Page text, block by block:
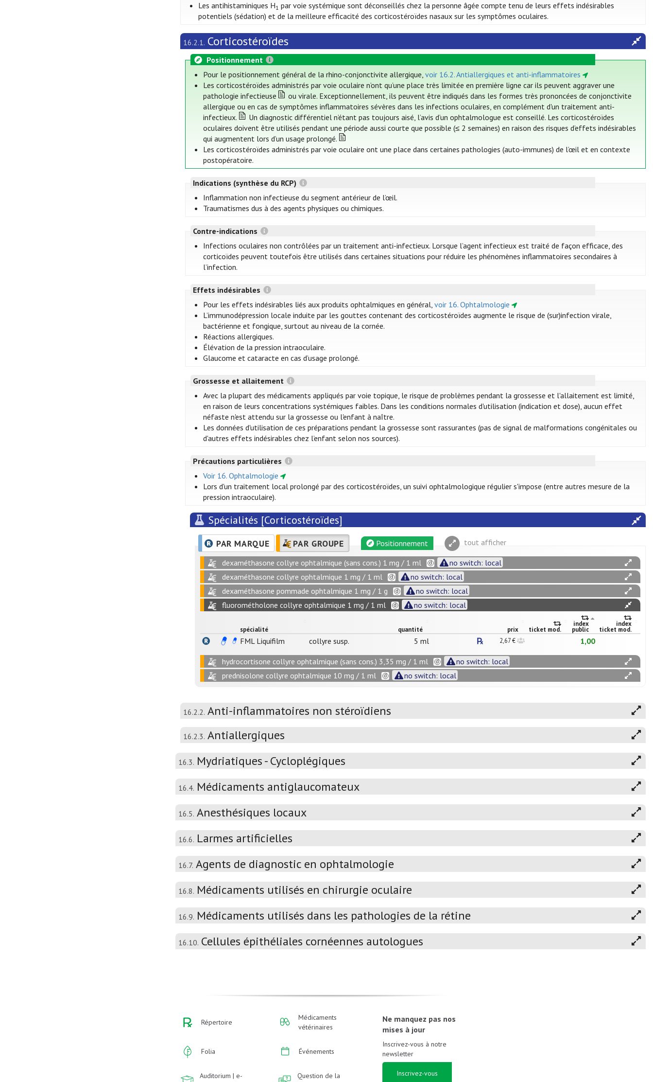
Les antihistaminiques H1 par voie systémique sont déconseillés chez la personne âgée compte tenu de leurs effets indésirables
potentiels (sédation) et de la meilleure efficacité des corticostéroïdes nasaux sur les symptômes oculaires.
16.2.1. Corticostéroïdes
Positionnement
Pour le positionnement général de la rhino-conjonctivite allergique,voir 16.2. Antiallergiques et anti-inflammatoires
Les corticostéroïdes administrés par voie oculaire n’ont qu’une place très limitée en première ligne car ils peuvent aggraver une
pathologie infectieuse
ou virale. Exceptionnellement, ils peuvent être indiqués dans les formes très prononcées de conjonctivite
allergique ou en cas de symptômes inflammatoires sévères dans les infections oculaires, en complément d'un traitement anti-
infectieux.
Un diagnostic différentiel n’étant pas toujours aisé, l’avis d’un ophtalmologue est conseillé. Les corticostéroïdes
oculaires doivent être utilisés pendant une période aussi courte que possible (≤ 2 semaines) en raison des risques d’effets indésirables
qui augmentent lors d’un usage prolongé.
Les corticostéroïdes administrés par voie oculaire ont une place dans certaines pathologies (auto-immunes) de l’œil et en contexte
postopératoire.
Indications (synthèse du RCP)
Inflammation non infectieuse du segment antérieur de l’œil.
Traumatismes dus à des agents physiques ou chimiques.
Contre-indications
Infections oculaires non contrôlées par un traitement anti-infectieux. Lorsque l’agent infectieux est traité de façon efficace, des
corticoïdes peuvent toutefois être utilisés dans certaines situations pour réduire les phénomènes inflammatoires secondaires à
l’infection.
Effets indésirables
Pour les effets indésirables liés aux produits ophtalmiques en général,voir 16. Ophtalmologie
L’immunodépression locale induite par les gouttes contenant des corticostéroïdes augmente le risque de (sur)infection virale,
bactérienne et fongique, surtout au niveau de la cornée.
Réactions allergiques.
Élévation de la pression intraoculaire.
Glaucome et cataracte en cas d’usage prolongé.
Grossesse et allaitement
Avec la plupart des médicaments appliqués par voie topique, le risque de problèmes pendant la grossesse et l'allaitement est limité,
en raison de leurs concentrations systémiques faibles. Dans les conditions normales d'utilisation (indication et dose), aucun effet
néfaste n'est attendu sur la grossesse ou l'enfant à naître.
Les données d'utilisation de ces préparations pendant la grossesse sont rassurantes (pas de signal de malformations congénitales ou
d'autres effets indésirables chez l’enfant selon nos sources).
Précautions particulières
Voir 16. Ophtalmologie
Lors d'un traitement local prolongé par des corticostéroïdes, un suivi ophtalmologique régulier s'impose (entre autres mesure de la
pression intraoculaire).
Spécialités [Corticostéroïdes]
PAR MARQUE PAR GROUPE Positionnement tout afficher
dexaméthasone collyre ophtalmique (sans cons.) 1 mg / 1 ml
no switch: local
dexaméthasone collyre ophtalmique 1 mg / 1 ml
no switch: local
dexaméthasone pommade ophtalmique 1 mg / 1 g
no switch: local
fluorométholone collyre ophtalmique 1 mg / 1 ml
no switch: local
spécialité quantité prix ticket mod.
index
public
index
ticket mod.
FML Liquifilm collyre susp. 5 ml 2,67 € 1,00
hydrocortisone collyre ophtalmique (sans cons.) 3,35 mg / 1 ml
no switch: local
prednisolone collyre ophtalmique 10 mg / 1 ml
no switch: local
16.2.2. Anti-inflammatoires non stéroïdiens
16.2.3. Antiallergiques
16.3. Mydriatiques - Cycloplégiques
16.4. Médicaments antiglaucomateux
16.5. Anesthésiques locaux
16.6. Larmes artificielles
16.7. Agents de diagnostic en ophtalmologie
16.8. Médicaments utilisés en chirurgie oculaire
16.9. Médicaments utilisés dans les pathologies de la rétine
16.10. Cellules épithéliales cornéennes autologues
Répertoire
Folia
Auditorium | e-
Médicaments
vétérinaires
Événements
Question de la
Ne manquez pas nos
mises à jour
Inscrivez-vous à notre
newsletter
Inscrivez-vous